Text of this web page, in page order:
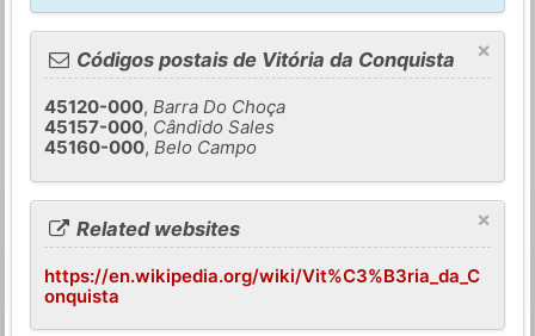
×
Códigos postais de Vitória da Conquista
45120-000,Barra Do Choça
45157-000, Cândido Sales
45160-000,Belo Campo
×
Related websites
https://en.wikipedia.org/wiki/Vit%C3%B3ria_da_C
onquista